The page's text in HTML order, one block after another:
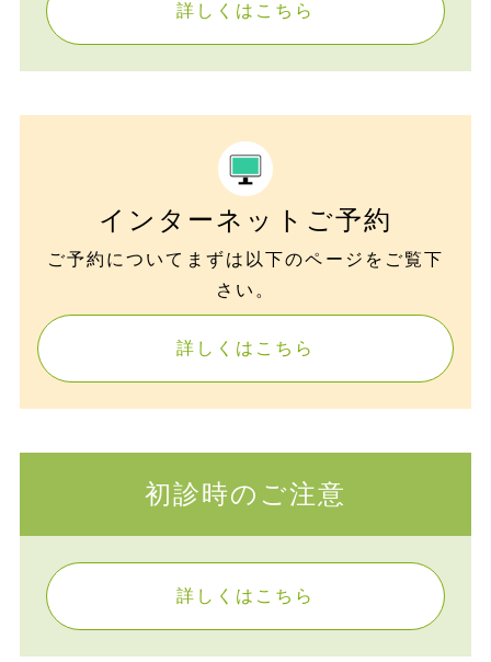
詳しくはこちら
インターネットご予約
ご予約についてまずは以下のページをご覧下
さい。
詳しくはこちら
初診時のご注意
詳しくはこちら